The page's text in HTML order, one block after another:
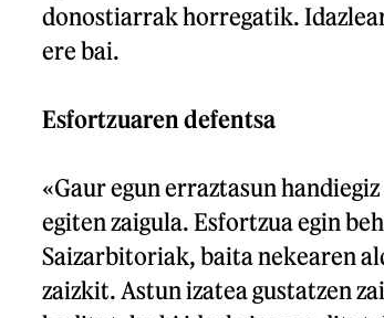
donostiarrak horregatik.
ere bai.
Esfortzuaren defentsa
«Gaur egun erraztasun
egiten zaigula. Esfortzua egin
Saizarbitoriak, baita nekearen
zaizkit. Astun izatea gustatzen